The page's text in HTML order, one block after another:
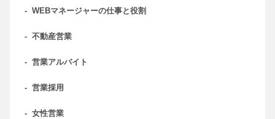
- WEBマネージャーの仕事と役割
- 不動産営業
- 営業アルバイト
- 営業採用
- 女性営業